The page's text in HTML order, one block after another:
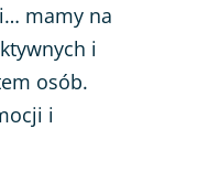
mamy na
i
osób.
i